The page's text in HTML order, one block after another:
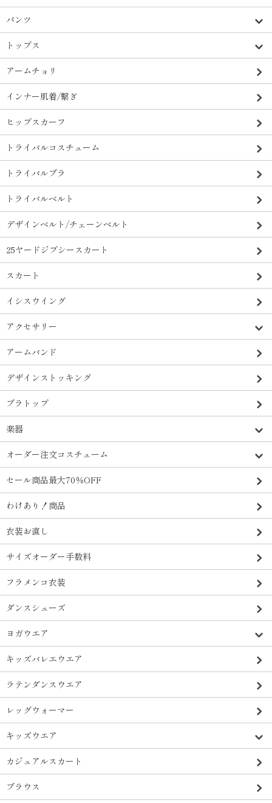
パンツ
トップス
アームチョリ
インナー肌着/繋ぎ
ヒップスカーフ
トライバルコスチューム
トライバルブラ
トライバルベルト
デザインベルト/チェーンベルト
25ヤードジプシースカート
スカート
イシスウイング
アクセサリー
アームバンド
デザインストッキング
ブラトップ
楽器
オーダー注文コスチューム
セール商品最大70％OFF
わけあり！商品
衣装お直し
サイズオーダー手数料
フラメンコ衣装
ダンスシューズ
ヨガウエア
キッズバレエウエア
ラテンダンスウエア
レッグウォーマー
キッズウエア
カジュアルスカート
ブラウス